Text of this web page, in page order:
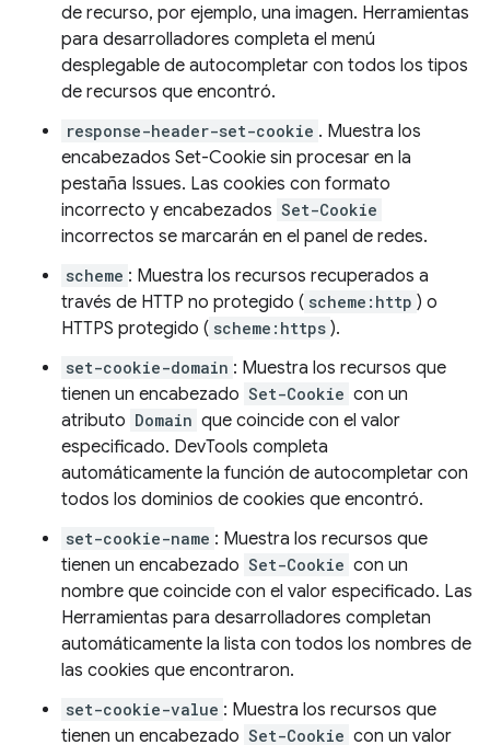
de recurso, por ejemplo, una imagen. Herramientas
para desarrolladores completa el menú
desplegable de autocompletar con todos los tipos
de recursos que encontró.
response-header-set-cookie . Muestra los
encabezados Set-Cookie sin procesar en la
pestaña Issues. Las cookies con formato
incorrecto y encabezados Set-Cookie
incorrectos se marcarán en el panel de redes.
scheme : Muestra los recursos recuperados a
través de HTTP no protegido ( scheme:http ) o
HTTPS protegido ( scheme:https ).
set-cookie-domain : Muestra los recursos que
tienen un encabezado Set-Cookie con un
atributo Domain que coincide con el valor
especificado. DevTools completa
automáticamente la función de autocompletar con
todos los dominios de cookies que encontró.
set-cookie-name : Muestra los recursos que
tienen un encabezado Set-Cookie con un
nombre que coincide con el valor especificado. Las
Herramientas para desarrolladores completan
automáticamente la lista con todos los nombres de
las cookies que encontraron.
set-cookie-value : Muestra los recursos que
tienen un encabezado Set-Cookie con un valor